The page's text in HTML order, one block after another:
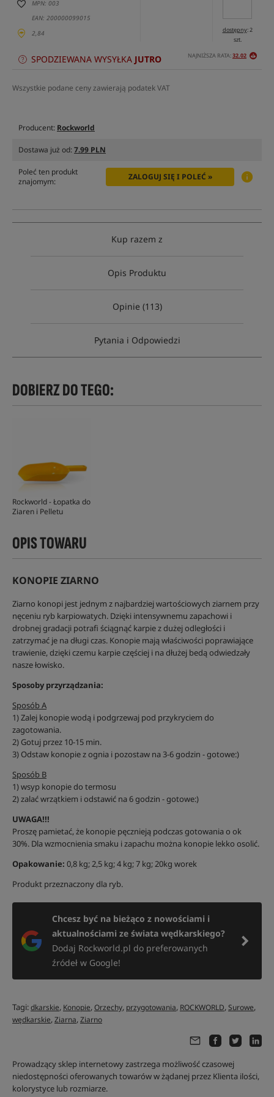
MPN: 003
EAN: 200000099015
2,84
dostępny: 2
szt.
NAJNIŻSZA RATA:32.02
SPODZIEWANA WYSYŁKA JUTRO
Wszystkie podane ceny zawierają podatek VAT
Producent: Rockworld
Dostawa już od:7.99 PLN
Poleć ten produkt
znajomym:
ZALOGUJ SIĘ I POLEĆ »
Kup razem z
Opis Produktu
Opinie (113)
Pytania i Odpowiedzi
DOBIERZ DO TEGO:
Rockworld - Łopatka do
Ziaren i Pelletu
OPIS TOWARU
KONOPIE ZIARNO
Ziarno konopi jest jednym z najbardziej wartościowych ziarnem przy
nęceniu ryb karpiowatych. Dzięki intensywnemu zapachowi i
drobnej gradacji potrafi ściągnąć karpie z dużej odległości i
zatrzymać je na długi czas. Konopie mają właściwości poprawiające
trawienie, dzięki czemu karpie częściej i na dłużej bedą odwiedzały
nasze łowisko.
Sposoby przyrządzania:
Sposób A
1) Zalej konopie wodą i podgrzewaj pod przykryciem do
zagotowania.
2) Gotuj przez 10-15 min.
3) Odstaw konopie z ognia i pozostaw na 3-6 godzin - gotowe:)
Sposób B
1) wsyp konopie do termosu
2) zalać wrzątkiem i odstawić na 6 godzin - gotowe:)
UWAGA!!!
Proszę pamietać, że konopie pęcznieją podczas gotowania o ok
30%. Dla wzmocnienia smaku i zapachu można konopie lekko osolić.
Opakowanie: 0,8 kg; 2,5 kg; 4 kg; 7 kg; 20kg worek
Produkt przeznaczony dla ryb.
Chcesz być na bieżąco z nowościami i
aktualnościami ze świata wędkarskiego?
Dodaj Rockworld.pl do preferowanych
źródeł w Google!
Tagi:dkarskie, Konopie,Orzechy, przygotowania, ROCKWORLD,Surowe,
wędkarskie,Ziarna,Ziarno
Prowadzący sklep internetowy zastrzega możliwość czasowej
niedostępności oferowanych towarów w żądanej przez Klienta ilości,
kolorystyce lub rozmiarze.